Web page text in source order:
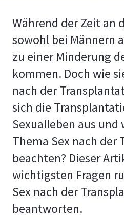
Während der Zeit an
sowohl bei Männern
zu einer Minderung
kommen. Doch wie
nach der
sich die
Sexualleben aus und
Thema Sex nach der
beachten? Dieser
wichtigsten Fragen
Sex nach der
beantworten.